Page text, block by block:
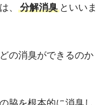
、 分解消臭 といいま
の消臭ができるのか
脇を根本的に消臭し